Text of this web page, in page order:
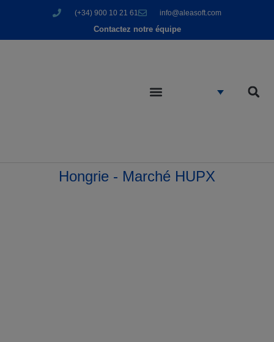
(+34) 900 10 21 61 info@aleasoft.com
Contactez notre équipe
Hongrie - Marché HUPX